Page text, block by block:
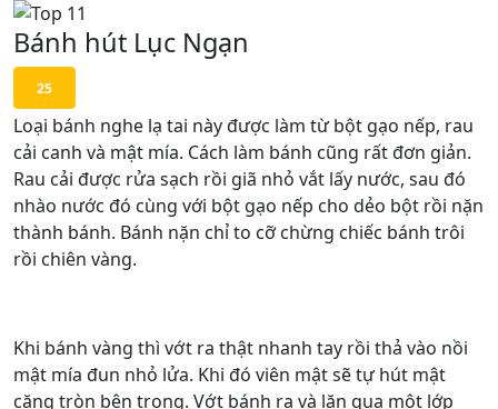
Bánh hút Lục Ngạn
25
Loại bánh nghe lạ tai này được làm từ bột gạo nếp, rau
cải canh và mật mía. Cách làm bánh cũng rất đơn giản.
Rau cải được rửa sạch rồi giã nhỏ vắt lấy nước, sau đó
nhào nước đó cùng với bột gạo nếp cho dẻo bột rồi nặn
thành bánh. Bánh nặn chỉ to cỡ chừng chiếc bánh trôi
rồi chiên vàng.
Khi bánh vàng thì vớt ra thật nhanh tay rồi thả vào nồi
mật mía đun nhỏ lửa. Khi đó viên mật sẽ tự hút mật
căng tròn bên trong. Vớt bánh ra và lăn qua một lớp